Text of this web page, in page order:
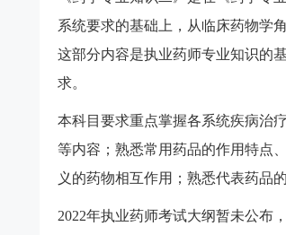
系统要求的基础上，从临床药物学
这部分内容是执业药师专业知识的
求。
本科目要求重点掌握各系统疾病治
等内容；熟悉常用药品的作用特点
义的药物相互作用；熟悉代表药品
2022年执业药师考试大纲暂未公布